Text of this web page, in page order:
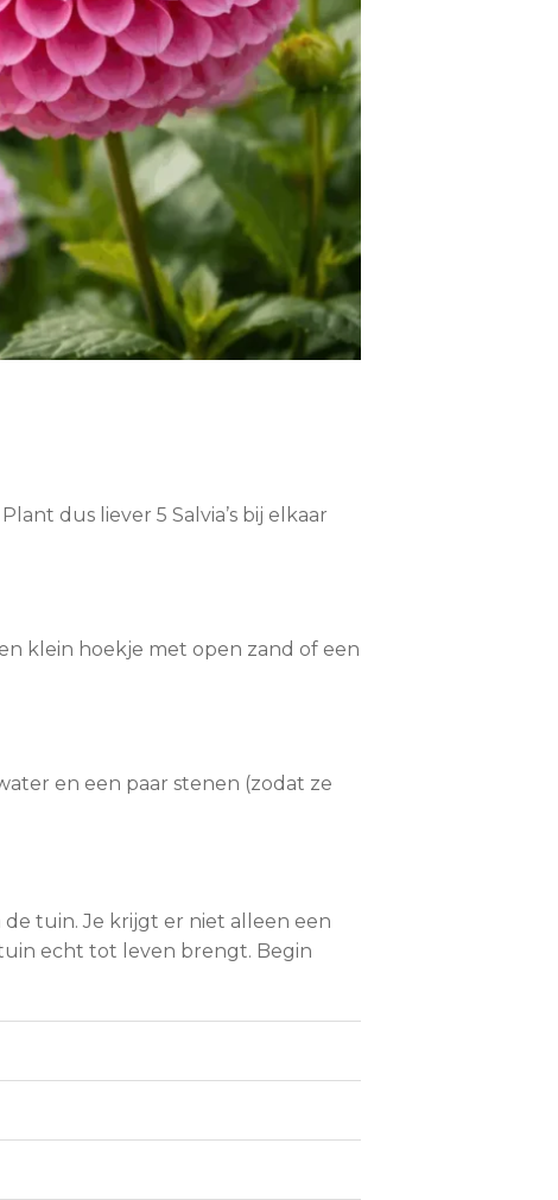
dus liever 5 Salvia’s bij elkaar
klein hoekje met open zand of een
en een paar stenen (zodat ze
tuin. Je krijgt er niet alleen een
echt tot leven brengt. Begin